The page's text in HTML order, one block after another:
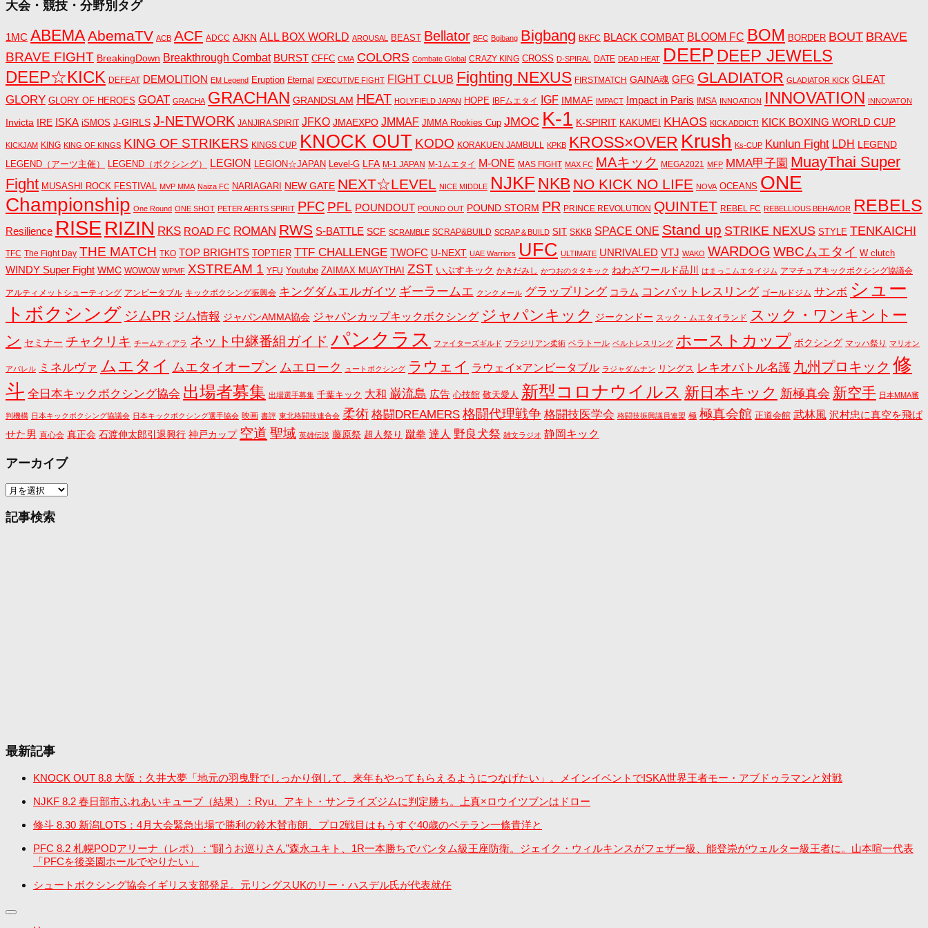
大会・競技・分野別タグ
1MC ABEMAAbemaTV ACB ACF ADCC AJKN ALL BOX WORLD AROUSAL BEAST Bellator BFC Bgibang Bigbang BKFC BLACK COMBAT BLOOM FC BOM BORDER BOUT BRAVE
BRAVE FIGHT BreakingDown Breakthrough Combat BURST CFFC CMA COLORS Combate Global CRAZY KING CROSS D-SPIRAL DATE DEAD HEAT DEEP DEEP JEWELS
DEEP☆KICK DEFEAT DEMOLITION EM Legend Eruption Eternal EXECUTIVE FIGHT FIGHT CLUB Fighting NEXUS FIRSTMATCH GAINA魂 GFG GLADIATOR GLADIATOR KICK GLEAT
GLORY GLORY OF HEROES GOAT GRACHA GRACHAN GRANDSLAM HEAT HOLYFIELD JAPAN HOPE IBFムエタイ IGF IMMAF IMPACT Impact in Paris IMSA INNOATION INNOVATION INNOVATON
Invicta IRE ISKA iSMOS J-GIRLS J-NETWORK JANJIRA SPIRIT JFKO JMAEXPO JMMAF JMMA Rookies Cup JMOC K-1 K-SPIRIT KAKUMEI KHAOS KICK ADDICT! KICK BOXING WORLD CUP
KICKJAM KING KING OF KINGS KING OF STRIKERS KINGS CUP KNOCK OUT KODO KORAKUEN JAMBULL KPKB KROSS×OVER Krush Ks-CUP Kunlun Fight LDH LEGEND
LEGEND（アーツ主催） LEGEND（ボクシング） LEGION LEGION☆JAPAN Level-G LFA M-1 JAPAN M-1ムエタイ M-ONE MAS FIGHT MAX FC MAキック MEGA2021 MFP MMA甲子園 MuayThai Super
Fight MUSASHI ROCK FESTIVAL MVP MMA Naiza FC NARIAGARI NEW GATE NEXT☆LEVEL NICE MIDDLE NJKF NKB NO KICK NO LIFE NOVA OCEANS ONE
Championship One Round ONE SHOT PETER AERTS SPIRIT PFC PFL POUNDOUT POUND OUT POUND STORM PR PRINCE REVOLUTION QUINTET REBEL FC REBELLIOUS BEHAVIOR REBELS
Resilience RISE RIZIN RKS ROAD FC ROMAN RWS S-BATTLE SCF SCRAMBLE SCRAP&BUILD SCRAP＆BUILD SIT SKKB SPACE ONE Stand up STRIKE NEXUS STYLE TENKAICHI
TFC The Fight Day THE MATCH TKO TOP BRIGHTS TOPTIER TTF CHALLENGE TWOFC U-NEXT UAE Warriors UFC ULTIMATE UNRIVALED VTJ WAKO WARDOG WBCムエタイ W clutch
WINDY Super Fight WMC WOWOW WPMF XSTREAM 1 YFU Youtube ZAIMAX MUAYTHAI ZST いぶすキック かきだみし かつおのタタキック ねわざワールド品川 はまっこムエタイジム アマチュアキックボクシング協議会
アルティメットシューティング アンビータブル キックボクシング振興会 キングダムエルガイツ ギーラームエ クンクメール グラップリング コラム コンバットレスリング ゴールドジム サンボ シュー
トボクシング ジムPR ジム情報 ジャパンAMMA協会 ジャパンカップキックボクシング ジャパンキック ジークンドー スック・ムエタイランド スック・ワンキントー
ン セミナー チャクリキ チームティアラ ネット中継番組ガイド パンクラス ファイターズギルド ブラジリアン柔術 ベラトール ベルトレスリング ホーストカップ ボクシング マッハ祭り マリオン
アパレル ミネルヴァ ムエタイ ムエタイオープン ムエローク ュートボクシング ラウェイ ラウェイ×アンビータブル ラジャダムナン リングス レキオバトル名護 九州プロキック 修
斗 全日本キックボクシング協会 出場者募集 出場選手募集 千葉キック 大和 巌流島 広告 心技館 敬天愛人 新型コロナウイルス 新日本キック 新極真会 新空手 日本MMA審
判機構 日本キックボクシング協議会 日本キックボクシング選手協会 映画 書評 東北格闘技連合会 柔術 格闘DREAMERS 格闘代理戦争 格闘技医学会 格闘技振興議員連盟 極 極真会館 正道会館 武林風 沢村忠に真空を飛ば
せた男 直心会 真正会 石渡伸太郎引退興行 神戸カップ 空道 聖域 英雄伝説 藤原祭 超人祭り 蹴拳 達人 野良犬祭 雑文ラジオ 静岡キック
アーカイブ
ア
カ
記事検索
最新記事
KNOCK OUT 8.8 大阪：久井大夢「地元の羽曳野でしっかり倒して、来年もやってもらえるようにつなげたい」。メインイベントでISKA世界王者モー・アブドゥラマンと対戦
NJKF 8.2 春日部市ふれあいキューブ（結果）：Ryu、アキト・サンライズジムに判定勝ち。上真×ロウイツブンはドロー
修斗 8.30 新潟LOTS：4月大会緊急出場で勝利の鈴木賛市朗、プロ2戦目はもうすぐ40歳のベテラン一條貴洋と
PFC 8.2 札幌PODアリーナ（レポ）：“闘うお巡りさん”森永ユキト、1R一本勝ちでバンタム級王座防衛。ジェイク・ウィルキンスがフェザー級、能登崇がウェルター級王者に。山本喧一代表
「PFCを後楽園ホールでやりたい」
シュートボクシング協会イギリス支部発足。元リングスUKのリー・ハスデル氏が代表就任